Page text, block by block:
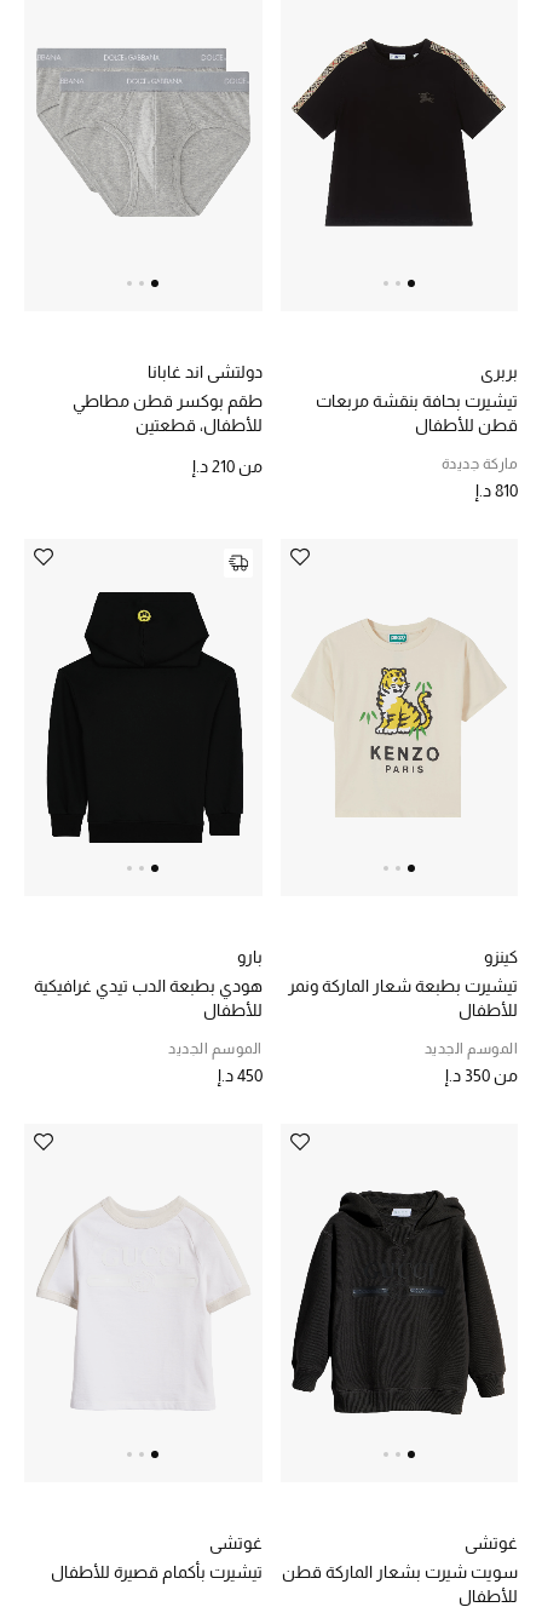
الهدايا
تسوقوا جميع الهدايا
هدايا حسب المناسبة
هدايا حسب الفئة
النساء
المستلزمات المنزلية
هدايا حسب السعر
المصممون أ-ي
مصممون جدد
الجمال
مستلزمات المنزل
مصممة لتدوم وتتجاوز صيحات الموسم
بربري
تيشيرت بحافة بنقشة مربعات
قطن للأطفال
ماركة جديدة
810 د.إ
دولتشي اند غابانا
طقم بوكسر قطن مطاطي
للأطفال، قطعتين
من 210 د.إ
كينزو
تيشيرت بطبعة شعار الماركة ونمر
للأطفال
الموسم الجديد
من350 د.إ
بارو
هودي بطبعة الدب تيدي غرافيكية
للأطفال
الموسم الجديد
450 د.إ
غوتشي
سويت شيرت بشعار الماركة قطن
للأطفال
غوتشي
تيشيرت بأكمام قصيرة للأطفال